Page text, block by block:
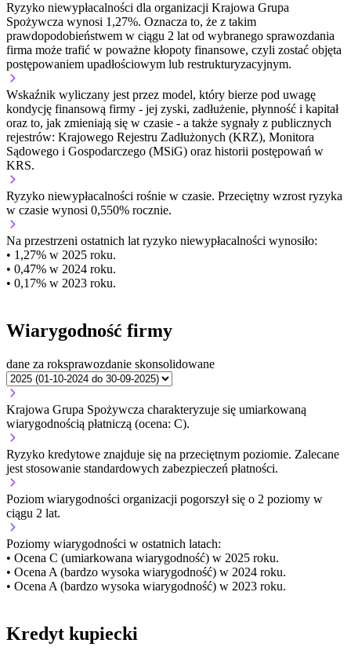
Ryzyko niewypłacalności dla organizacji Krajowa Grupa
Spożywcza wynosi 1,27%. Oznacza to, że z takim
prawdopodobieństwem w ciągu 2 lat od wybranego sprawozdania
firma może trafić w poważne kłopoty finansowe, czyli zostać objęta
postępowaniem upadłościowym lub restrukturyzacyjnym.
Wskaźnik wyliczany jest przez model, który bierze pod uwagę
kondycję finansową firmy - jej zyski, zadłużenie, płynność i kapitał
oraz to, jak zmieniają się w czasie - a także sygnały z publicznych
rejestrów: Krajowego Rejestru Zadłużonych (KRZ), Monitora
Sądowego i Gospodarczego (MSiG) oraz historii postępowań w
KRS.
Ryzyko niewypłacalności rośnie w czasie. Przeciętny wzrost ryzyka
w czasie wynosi 0,550% rocznie.
Na przestrzeni ostatnich lat ryzyko niewypłacalności wynosiło:
• 1,27% w 2025 roku.
• 0,47% w 2024 roku.
• 0,17% w 2023 roku.
Wiarygodność firmy
dane za roksprawozdanie skonsolidowane
Krajowa Grupa Spożywcza charakteryzuje się umiarkowaną
wiarygodnością płatniczą (ocena: C).
Ryzyko kredytowe znajduje się na przeciętnym poziomie. Zalecane
jest stosowanie standardowych zabezpieczeń płatności.
Poziom wiarygodności organizacji pogorszył się o 2 poziomy w
ciągu 2 lat.
Poziomy wiarygodności w ostatnich latach:
• Ocena C (umiarkowana wiarygodność) w 2025 roku.
• Ocena A (bardzo wysoka wiarygodność) w 2024 roku.
• Ocena A (bardzo wysoka wiarygodność) w 2023 roku.
Kredyt kupiecki